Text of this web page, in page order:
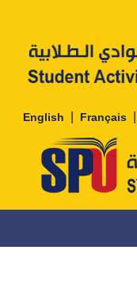
English | Français |